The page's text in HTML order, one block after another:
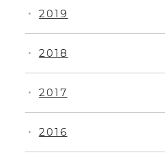
・ 2016
・ 2017
・ 2018
・ 2019